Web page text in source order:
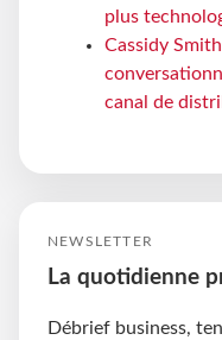
plus
Cassidy
canal de
NEWSLETTER
La quotidienne
Débrief business,